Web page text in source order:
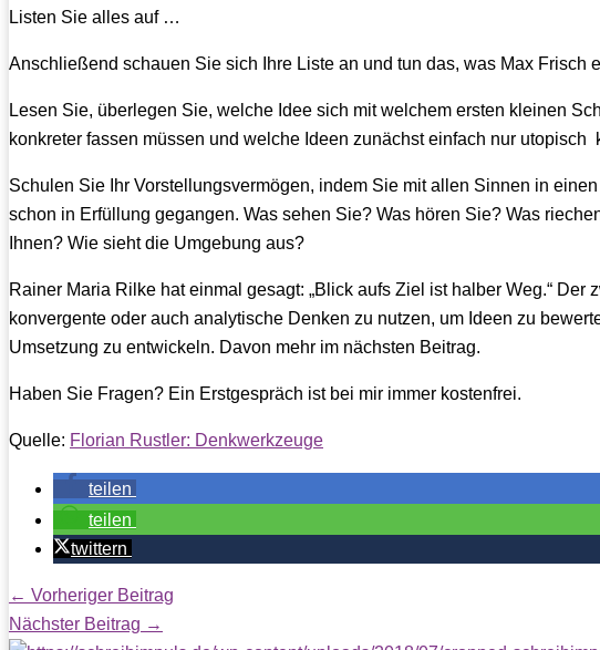
Listen Sie alles auf …
Anschließend schauen Sie sich Ihre Liste an und tun das, was Max Frisch
Lesen Sie, überlegen Sie, welche Idee sich mit welchem ersten kleinen
konkreter fassen müssen und welche Ideen zunächst einfach nur
Schulen Sie Ihr Vorstellungsvermögen, indem Sie mit allen Sinnen in
schon in Erfüllung gegangen. Was sehen Sie? Was hören Sie? Was
Ihnen? Wie sieht die Umgebung aus?
Rainer Maria Rilke hat einmal gesagt: „Blick aufs Ziel ist halber Weg.“
konvergente oder auch analytische Denken zu nutzen, um Ideen zu
Umsetzung zu entwickeln. Davon mehr im nächsten Beitrag.
Haben Sie Fragen? Ein Erstgespräch ist bei mir immer kostenfrei.
Quelle: Florian Rustler: Denkwerkzeuge
teilen
teilen
twittern
← Vorheriger Beitrag
Nächster Beitrag →